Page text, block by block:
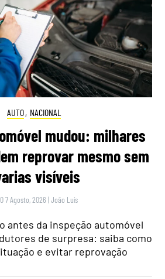
AUTO, NACIONAL
mudou: milhares
reprovar mesmo sem
visíveis
7 Agosto, 2026 |João Luís
antes da inspeção automóvel
de surpresa: saiba como
e evitar reprovação